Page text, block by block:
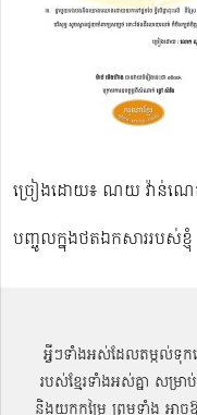
ច្រៀងដោយ៖ ណយ វ៉ាន់ណ
បញ្ចូលក្នុងថតឯកសាររបស់ខ្ញុំ
អ្វីៗទាំងអស់ដែលតម្កល់ទុក
របស់ខ្មែរទាំងអស់គ្នា សម្